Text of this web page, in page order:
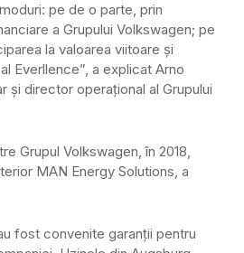
pe de o parte, prin
a Grupului Volkswagen; pe
la valoarea viitoare și
Everllence”, a explicat Arno
și director operațional al Grupului
Grupul Volkswagen, în 2018,
MAN Energy Solutions, a
fost convenite garanții pentru